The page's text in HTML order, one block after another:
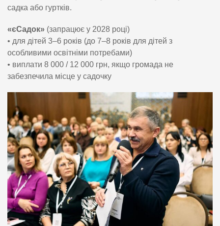
садка або гуртків.
«єСадок» (запрацює у 2028 році)
• для дітей 3–6 років (до 7–8 років для дітей з
особливими освітніми потребами)
• виплати 8 000 / 12 000 грн, якщо громада не
забезпечила місце у садочку